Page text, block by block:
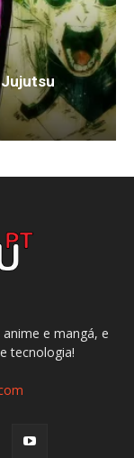
e mangá, e
tecnologia!